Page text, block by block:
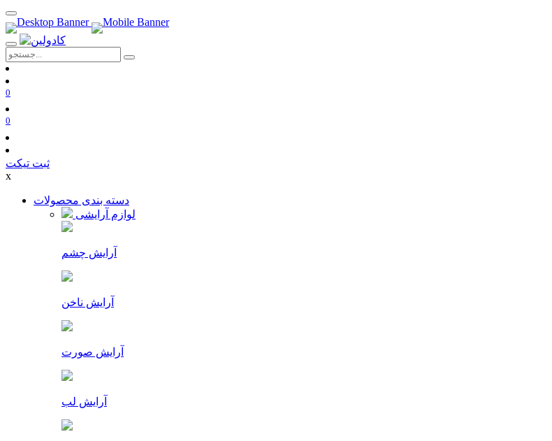
0
0
ثبت تیکت
x
دسته بندی محصولات
لوازم آرایشی
آرایش چشم
آرایش ناخن
آرایش صورت
آرایش لب